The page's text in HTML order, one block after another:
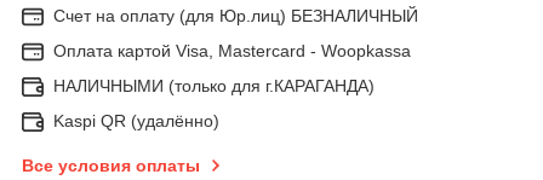
Счет на оплату (для Юр.лиц) БЕЗНАЛИЧНЫЙ
Оплата картой Visa, Mastercard - Woopkassa
НАЛИЧНЫМИ (только для г.КАРАГАНДА)
Kaspi QR (удалённо)
Все условия оплаты